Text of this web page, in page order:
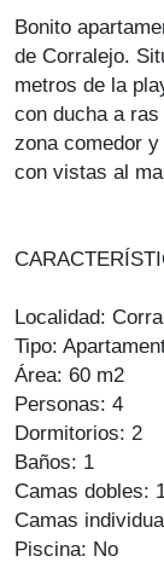
Bonito
de Corralejo.
metros de la
con ducha a
zona comedor
con vistas al
Localidad:
Tipo:
Área: 60 m2
Personas: 4
Dormitorios: 2
Baños: 1
Camas dobles:
Camas
Piscina: No